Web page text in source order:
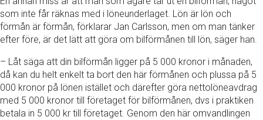
som inte får räknas med i löneunderlaget. Lön är lön och
förmån är förmån, förklarar Jan Carlsson, men om man tänker
efter före, är det lätt att göra om bilförmånen till lön, säger han.
– Låt säga att din bilförmån ligger på 5 000 kronor i månaden,
då kan du helt enkelt ta bort den här förmånen och plussa på 5
000 kronor på lönen istället och därefter göra nettolöneavdrag
med 5 000 kronor till företaget för bilförmånen, dvs i praktiken
betala in 5 000 kr till företaget. Genom den här omvandlingen